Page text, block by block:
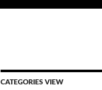
CATEGORIES VIEW